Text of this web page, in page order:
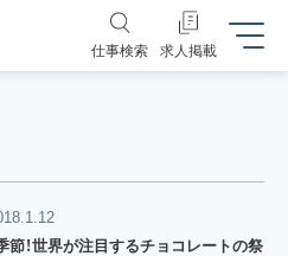
仕事検索 求人掲載
節！世界が注目するチョコレートの祭